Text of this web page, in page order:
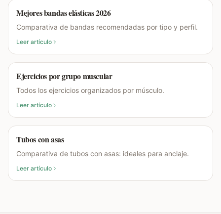
Mejores bandas elásticas 2026
Comparativa de bandas recomendadas por tipo y perfil.
Leer artículo
Ejercicios por grupo muscular
Todos los ejercicios organizados por músculo.
Leer artículo
Tubos con asas
Comparativa de tubos con asas: ideales para anclaje.
Leer artículo